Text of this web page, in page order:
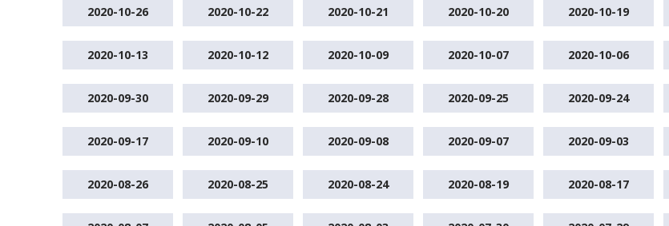
2020-10-26 2020-10-22 2020-10-21 2020-10-20 2020-10-19
2020-10-13 2020-10-12 2020-10-09 2020-10-07 2020-10-06
2020-09-30 2020-09-29 2020-09-28 2020-09-25 2020-09-24
2020-09-17 2020-09-10 2020-09-08 2020-09-07 2020-09-03
2020-08-26 2020-08-25 2020-08-24 2020-08-19 2020-08-17